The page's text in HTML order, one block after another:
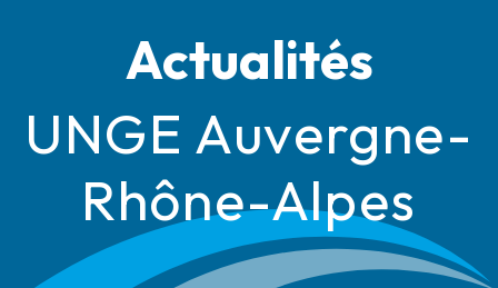
Actualités
UNGE Auvergne-
Rhône-Alpes